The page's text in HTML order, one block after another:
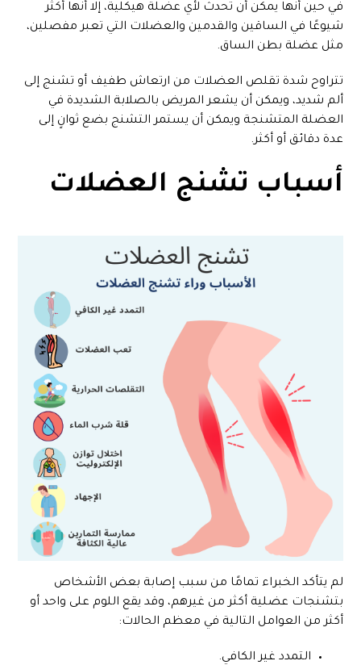
في حين أنها يمكن أن تحدث لأي عضلة هيكلية، إلا أنها أكثر
شيوعًا في الساقين والقدمين والعضلات التي تعبر مفصلين،
مثل عضلة بطن الساق.
تتراوح شدة تقلص العضلات من ارتعاش طفيف أو تشنج إلى
ألم شديد، ويمكن أن يشعر المريض بالصلابة الشديدة في
العضلة المتشنجة ويمكن أن يستمر التشنج بضع ثوانٍ إلى
عدة دقائق أو أكثر.
أسباب تشنج العضلات
لم يتأكد الخبراء تمامًا من سبب إصابة بعض الأشخاص
بتشنجات عضلية أكثر من غيرهم، وقد يقع اللوم على واحد أو
أكثر من العوامل التالية في معظم الحالات:
التمدد غير الكافي.